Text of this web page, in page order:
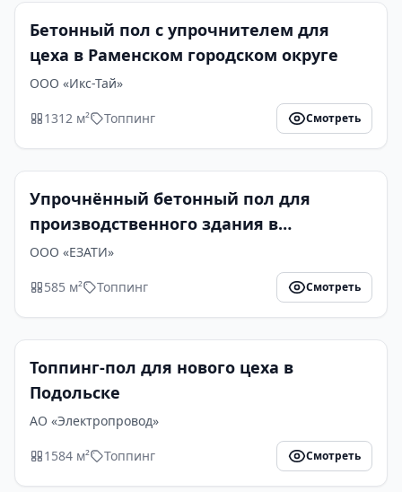
Бетонный пол с упрочнителем для
цеха в Раменском городском округе
ООО «Икс-Тай»
1312 м² Топпинг Смотреть
Упрочнённый бетонный пол для
производственного здания в
Егорьевске
ООО «ЕЗАТИ»
585 м² Топпинг Смотреть
Топпинг-пол для нового цеха в
Подольске
АО «Электропровод»
1584 м² Топпинг Смотреть